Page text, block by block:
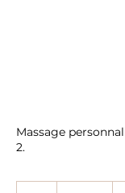
Massage
2.